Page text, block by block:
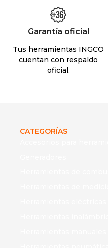
Garantía oficial
Tus herramientas INGCO
cuentan con respaldo
oficial.
CATEGORÍAS